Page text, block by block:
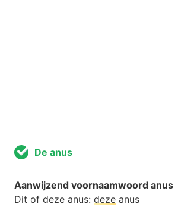
De anus
Aanwijzend voornaamwoord anus
Dit of deze anus: deze anus